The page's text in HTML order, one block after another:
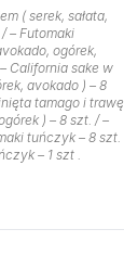
( serek, sałata,
– Futomaki
ogórek,
California sake w
avokado ) – 8
tamago i trawę
) – 8 szt. / –
tuńczyk – 8 szt.
– 1 szt .